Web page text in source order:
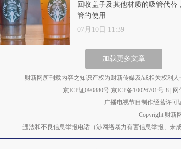
回收盖子及其他材质的吸管代替
管的使用
07月10日 11:39
加载更多文章
财新网所刊载内容之知识产权为财新传媒及/或相关权利
京ICP证090880号 京ICP备10026701号-8 网
广播电视节目制作经营许可
Copyright 财新
违法和不良信息举报电话（涉网络暴力有害信息举报、未